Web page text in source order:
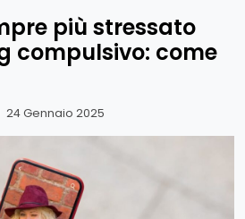
più stressato
compulsivo: come
24 Gennaio 2025